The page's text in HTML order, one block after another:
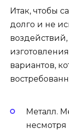
Итак, чтобы
долго и не
вариантов,
Металл.
несмотря